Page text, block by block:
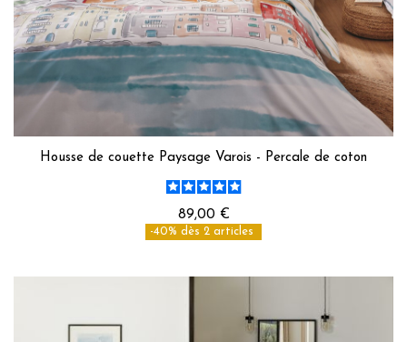
Housse de couette Paysage Varois - Percale de coton
89,00 €
-40% dès 2 articles